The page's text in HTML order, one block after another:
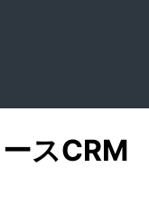
スCRM